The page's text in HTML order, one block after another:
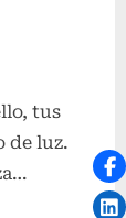
tus
de luz.